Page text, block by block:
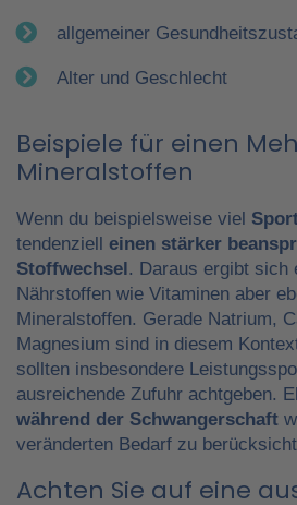
allgemeiner
Alter und Geschlecht
Beispiele für einen
Mineralstoffen
Wenn du beispielsweise viel
tendenziell einen stärker
Stoffwechsel. Daraus ergibt sich
Nährstoffen wie Vitaminen aber
Mineralstoffen. Gerade Natrium,
Magnesium sind in diesem
sollten insbesondere
ausreichende Zufuhr achtgeben.
während der Schwangerschaft
veränderten Bedarf zu
Achten Sie auf eine